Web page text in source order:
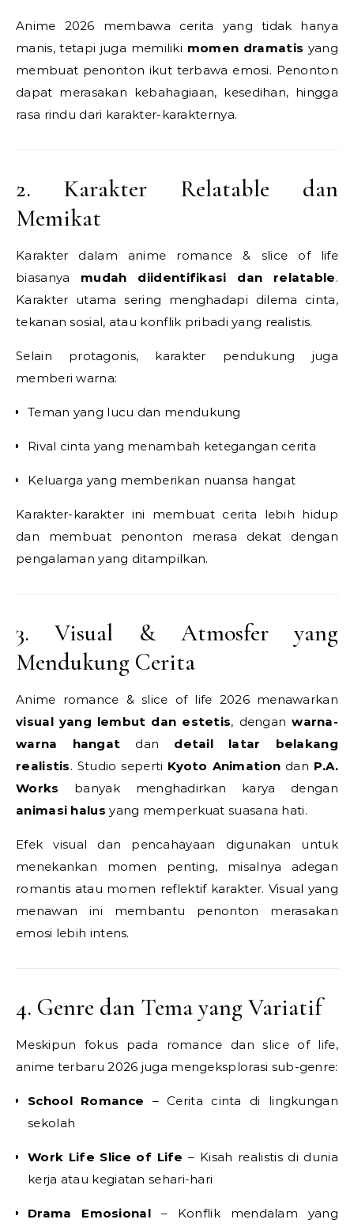
Anime 2026 membawa cerita yang tidak hanya
manis, tetapi juga memiliki momen dramatis yang
membuat penonton ikut terbawa emosi. Penonton
dapat merasakan kebahagiaan, kesedihan, hingga
rasa rindu dari karakter-karakternya.
2. Karakter Relatable dan
Memikat
Karakter dalam anime romance & slice of life
biasanya mudah diidentifikasi dan relatable.
Karakter utama sering menghadapi dilema cinta,
tekanan sosial, atau konflik pribadi yang realistis.
Selain protagonis, karakter pendukung juga
memberi warna:
Teman yang lucu dan mendukung
Rival cinta yang menambah ketegangan cerita
Keluarga yang memberikan nuansa hangat
Karakter-karakter ini membuat cerita lebih hidup
dan membuat penonton merasa dekat dengan
pengalaman yang ditampilkan.
3. Visual & Atmosfer yang
Mendukung Cerita
Anime romance & slice of life 2026 menawarkan
visual yang lembut dan estetis, denganwarna-
warna hangat dan detail latar belakang
realistis. Studio seperti Kyoto Animation dan P.A.
Works banyak menghadirkan karya dengan
animasi halus yang memperkuat suasana hati.
Efek visual dan pencahayaan digunakan untuk
menekankan momen penting, misalnya adegan
romantis atau momen reflektif karakter. Visual yang
menawan ini membantu penonton merasakan
emosi lebih intens.
4. Genre dan Tema yang Variatif
Meskipun fokus pada romance dan slice of life,
anime terbaru 2026 juga mengeksplorasi sub-genre:
School Romance – Cerita cinta di lingkungan
sekolah
Work Life Slice of Life – Kisah realistis di dunia
kerja atau kegiatan sehari-hari
Drama Emosional– Konflik mendalam yang